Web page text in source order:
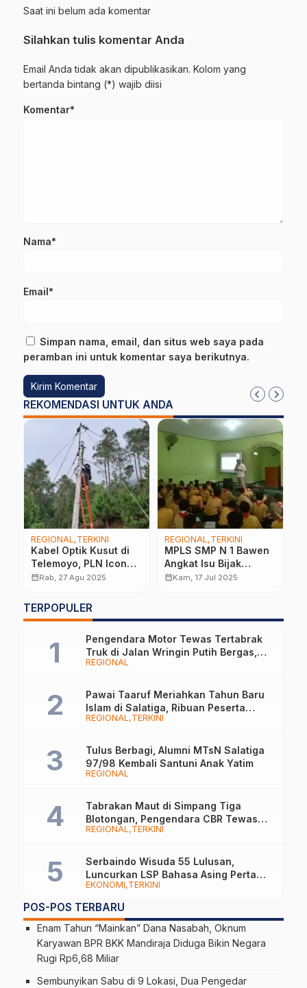
Saat ini belum ada komentar
Silahkan tulis komentar Anda
Email Anda tidak akan dipublikasikan. Kolom yang
bertanda bintang (*) wajib diisi
Komentar*
Nama*
Email*
Simpan nama, email, dan situs web saya pada
peramban ini untuk komentar saya berikutnya.
REKOMENDASI UNTUK ANDA
REGIONAL TERKINI
Kabel Optik Kusut di
Telemoyo, PLN Icon
Plus Bergerak Cegah
calendar_monthRab, 27 Agu 2025
REGIONAL TERKINI
MPLS SMP N 1 Bawen
Angkat Isu Bijak
Bermedsos: “Media
calendar_monthKam, 17 Jul 2025
TERPOPULER
REGIONAL
Pengendara Motor Tewas Tertabrak
Truk di Jalan Wringin Putih Bergas,
Begini Kronologinya
REGIONAL TERKINI
Pawai Taaruf Meriahkan Tahun Baru
Islam di Salatiga, Ribuan Peserta
Tampilkan Nuansa Religi dan Budaya
REGIONAL
Tulus Berbagi, Alumni MTsN Salatiga
97/98 Kembali Santuni Anak Yatim
REGIONAL TERKINI
Tabrakan Maut di Simpang Tiga
Blotongan, Pengendara CBR Tewas
Usai Dilarikan ke RS
EKONOMI TERKINI
Serbaindo Wisuda 55 Lulusan,
Luncurkan LSP Bahasa Asing Pertama
di Indonesia
POS-POS TERBARU
Enam Tahun “Mainkan” Dana Nasabah, Oknum
Karyawan BPR BKK Mandiraja Diduga Bikin Negara
Rugi Rp6,68 Miliar
Sembunyikan Sabu di 9 Lokasi, Dua Pengedar